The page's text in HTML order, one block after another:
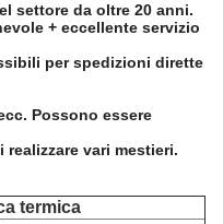
settore da oltre 20 anni.
+ eccellente servizio
per spedizioni dirette
Possono essere
realizzare vari mestieri.
termica